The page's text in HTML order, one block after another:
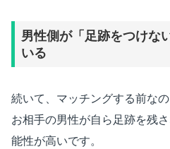
男性側が「足跡をつけな
いる
続いて、マッチングする前な
お相手の男性が自ら足跡を残
能性が高いです。